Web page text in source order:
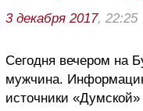
3 декабря 2017, 22:25
Сегодня вечером на
мужчина.
источники